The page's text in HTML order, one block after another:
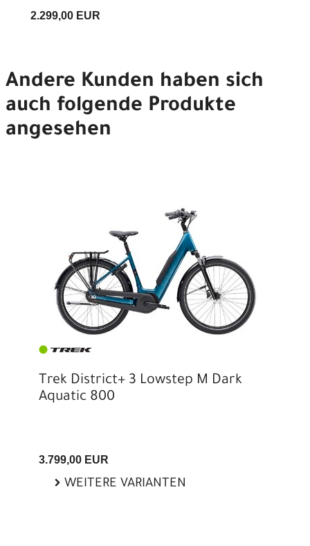
2.299,00 EUR
Andere Kunden haben sich
auch folgende Produkte
angesehen
Trek District+ 3 Lowstep M Dark
Aquatic 800
3.799,00 EUR
WEITERE VARIANTEN